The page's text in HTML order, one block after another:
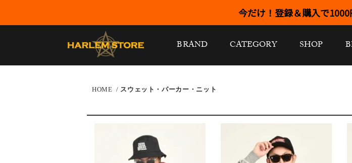
今だけ！登録＆購入で1000
BRAND CATEGORY SHOP
HOME / スウェット・パーカー・ニット